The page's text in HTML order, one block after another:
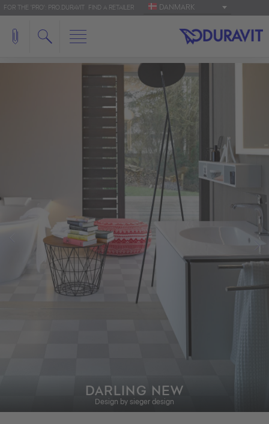
FOR THE 'PRO': PRO.DURAVIT FIND A RETAILER DANMARK
DARLING NEW
Design by sieger design